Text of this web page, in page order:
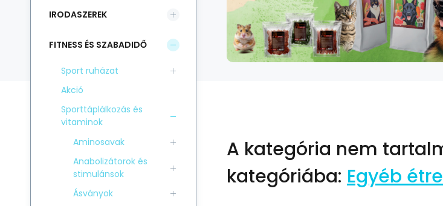
A kategória nem
kategóriába: Egyéb
IRODASZEREK
FITNESS ÉS SZABADIDŐ
Sport ruházat
Akció
Sporttáplálkozás és
vitaminok
Aminosavak
Anabolizátorok és
stimulánsok
Ásványok